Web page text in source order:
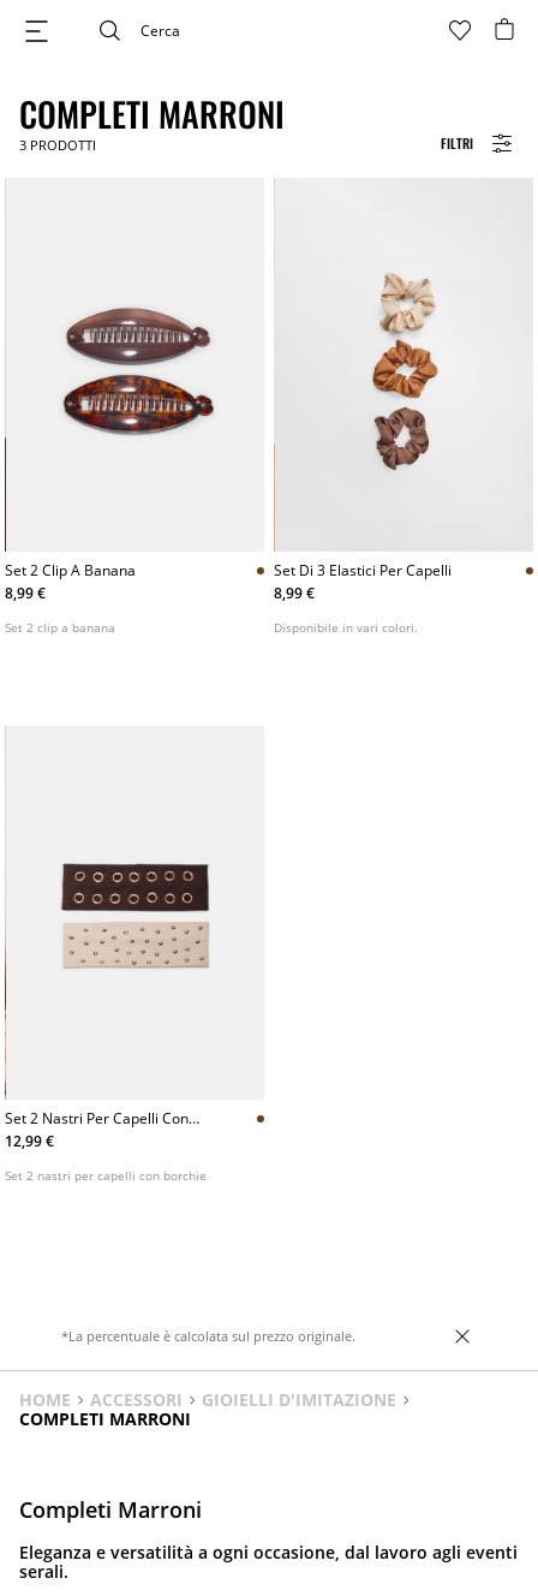
FILTRI
COMPLETI MARRONI
3 PRODOTTI
Set 2 Clip A Banana
8,99 €
Set 2 clip a banana
Set Di 3 Elastici Per Capelli
8,99 €
Disponibile in vari colori.
Set 2 Nastri Per Capelli Con
Borchie
12,99 €
Set 2 nastri per capelli con borchie
*La percentuale è calcolata sul prezzo originale.
HOME ACCESSORI
GIOIELLI D'IMITAZIONE
COMPLETI MARRONI
Completi Marroni
Eleganza e versatilità a ogni occasione, dal lavoro agli eventi
serali.